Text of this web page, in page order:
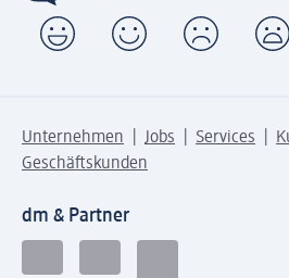
Unternehmen Jobs Services
Geschäftskunden
dm & Partner